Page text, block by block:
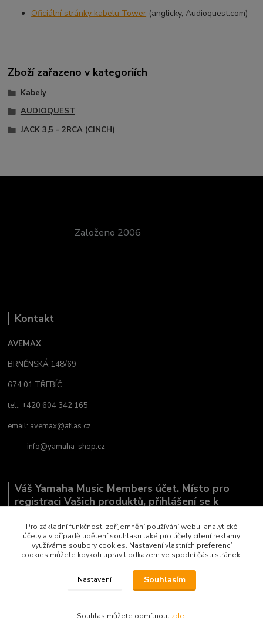
Oficiální stránky kabelu Tower (anglicky, Audioquest.com)
Zboží zařazeno v kategoriích
Kabely
AUDIOQUEST
JACK 3,5 - 2RCA (CINCH)
Založeno 2006
Kontakt
AVEMAX
BRNĚNSKÁ 148/69
674 01 TŘEBÍČ
tel.: +420 604 342 165
email: avemax@atlas.cz
info@yamaha-shop.cz
Váš Yamaha Music Members účet. Místo pro
registraci Vašich produktů, přihlášení se k
co Vás zajímá.
Copyright by AVEMAX
Pro základní funkčnost, zpříjemnění používání webu, analytické
účely a v případě udělení souhlasu také pro účely cílení reklamy
využíváme soubory cookies. Nastavení vlastních preferencí
cookies můžete kdykoli upravit odkazem ve spodní části stránek.
Nastavení Souhlasím
Souhlas můžete odmítnout zde.